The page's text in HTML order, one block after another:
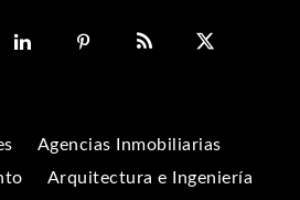
Agencias Inmobiliarias
Arquitectura e Ingeniería